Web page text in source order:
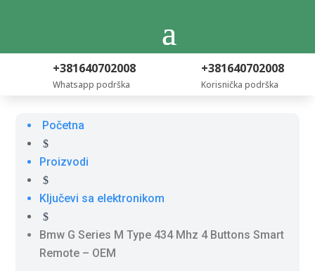
+381640702008
Whatsapp podrška
+381640702008
Korisnička podrška
Početna
$
Proizvodi
$
Ključevi sa elektronikom
$
Bmw G Series M Type 434 Mhz 4 Buttons Smart
Remote – OEM